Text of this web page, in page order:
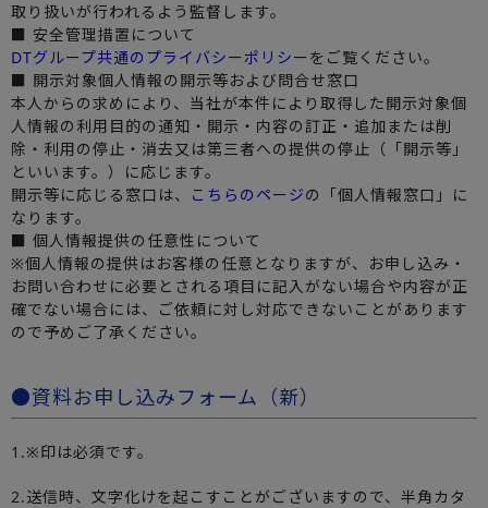
取り扱いが行われるよう監督します。
■ 安全管理措置について
DTグループ共通のプライバシーポリシー をご覧ください。
■ 開示対象個人情報の開示等および問合せ窓口
本人からの求めにより、当社が本件により取得した開示対象個
人情報の利用目的の通知・開示・内容の訂正・追加または削
除・利用の停止・消去又は第三者への提供の停止（「開示等」
といいます。）に応じます。
開示等に応じる窓口は、
こちらのページの「個人情報窓口」に
なります。
■ 個人情報提供の任意性について
※個人情報の提供はお客様の任意となりますが、お申し込み・
お問い合わせに必要とされる項目に記入がない場合や内容が正
確でない場合には、ご依頼に対し対応できないことがあります
ので予めご了承ください。
●資料お申し込みフォーム（新）
1.※印は必須です。
2.送信時、文字化けを起こすことがございますので、半角カタ